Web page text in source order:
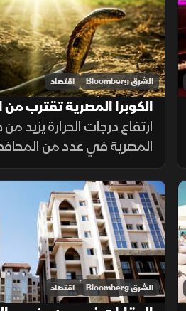
الشرق Bloomberg اقتصاد
الكوبرا المصرية تقترب من
الحرارة يفاقم الخطر
ارتفاع درجات الحرارة يزيد
المصرية في عدد من
صحية وتأكيدات بتوافر
انتشارها.
الشرق Bloomberg اقتصاد